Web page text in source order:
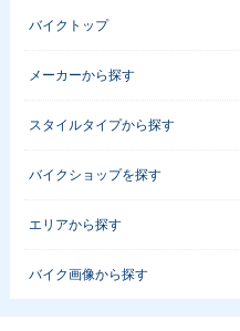
バイクトップ
メーカーから探す
スタイルタイプから探す
バイクショップを探す
エリアから探す
バイク画像から探す